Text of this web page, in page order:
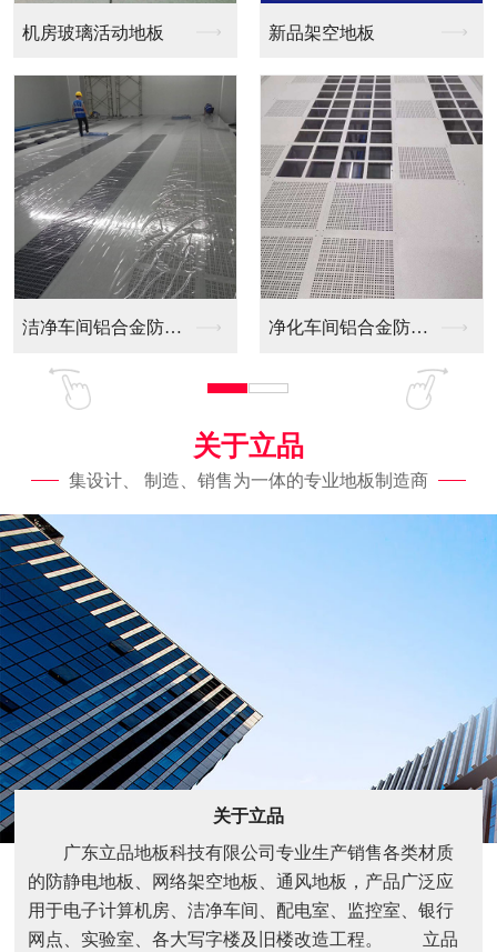
新品架空地板
全铝防静电地板
关于立品
集设计、 制造、销售为一体的专业地板制造商
关于立品
广东立品地板科技有限公司专业生产销售各类材质
的防静电地板、网络架空地板、通风地板，产品广泛应
用于电子计算机房、洁净车间、配电室、监控室、银行
网点、实验室、各大写字楼及旧楼改造工程。 立品